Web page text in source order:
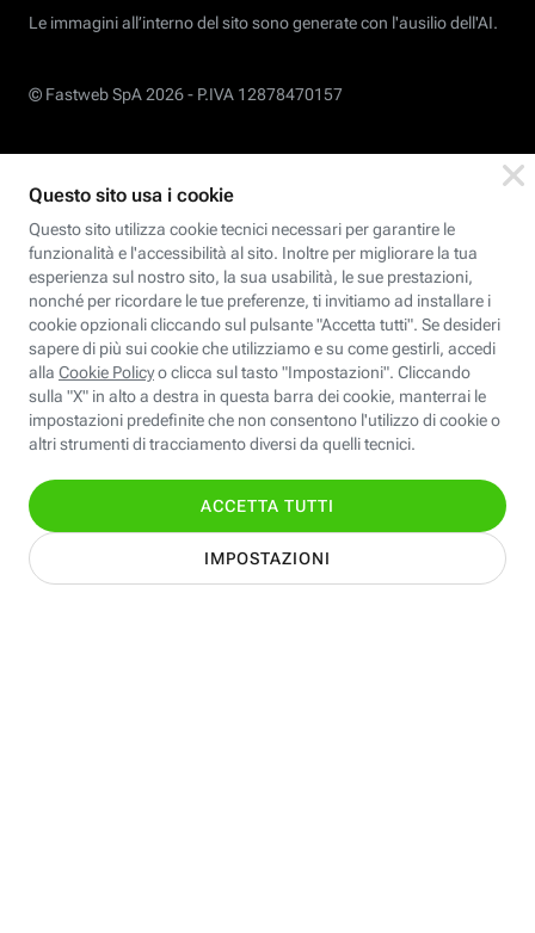
Le immagini all’interno del sito sono generate con l'ausilio dell'AI.
© Fastweb SpA 2026 - P.IVA 12878470157